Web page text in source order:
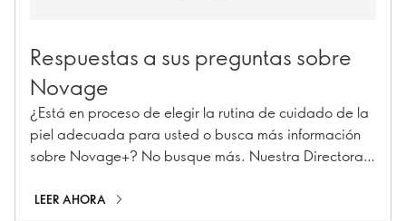
Respuestas a sus preguntas sobre
Novage
¿Está en proceso de elegir la rutina de cuidado de la
piel adecuada para usted o busca más información
sobre Novage+? No busque más. Nuestra Directora
Cuidados de la Piel Premium, Caroline Charpentier,
LEER AHORA